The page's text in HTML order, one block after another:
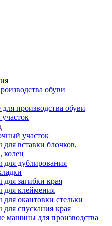
обуви
производства обуви
участок
вставки блочков,
колец
дублирования
загибки края
клеймения
окантовки стельки
спускания края
машины для производства